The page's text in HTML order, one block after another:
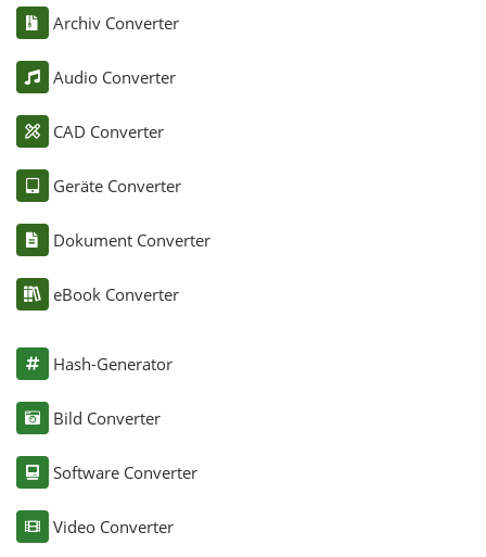
Archiv Converter
Audio Converter
CAD Converter
Geräte Converter
Dokument Converter
eBook Converter
Hash-Generator
Bild Converter
Software Converter
Video Converter